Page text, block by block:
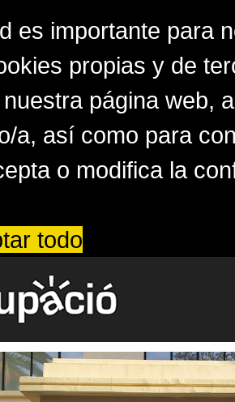
es importante para
propias y de
página web,
a, así como para
o modifica la
todo